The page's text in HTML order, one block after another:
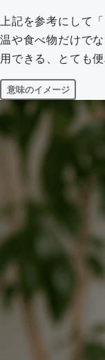
上記を参考にして
温や食べ物だけで
用できる、とても便
意味のイメージ